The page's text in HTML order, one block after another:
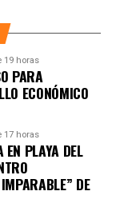
de
más
19 horas
PARA
ECONÓMICO
17 horas
PLAYA DEL
DE